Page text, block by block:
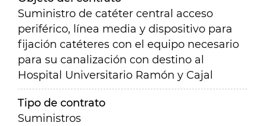
Suministro de catéter central acceso
periférico, línea media y dispositivo para
fijación catéteres con el equipo necesario
para su canalización con destino al
Hospital Universitario Ramón y Cajal
Tipo de contrato
Suministros